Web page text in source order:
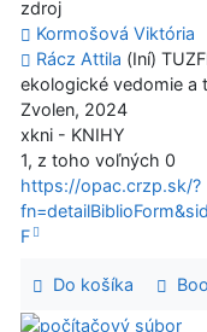
zdroj
Kormošová Viktória
Rácz Attila (Iní)
ekologické vedomie a
Zvolen, 2024
xkni - KNIHY
1, z toho voľných 0
https://opac.crzp.sk/?
F
Do košíka